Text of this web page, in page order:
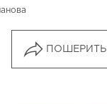
ПОШЕРИТЬ